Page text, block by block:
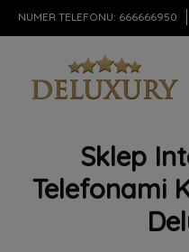
NUMER TELEFONU: 666666950
Sklep
Telefonami